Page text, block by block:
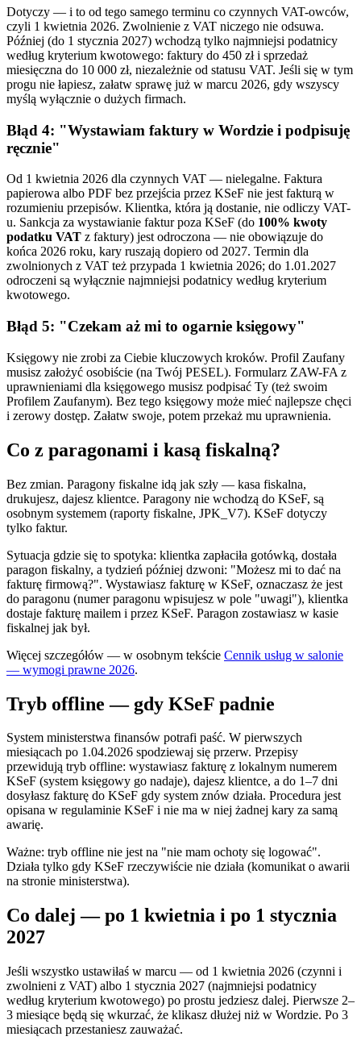
Dotyczy — i to od tego samego terminu co czynnych VAT-owców,
czyli 1 kwietnia 2026. Zwolnienie z VAT niczego nie odsuwa.
Później (do 1 stycznia 2027) wchodzą tylko najmniejsi podatnicy
według kryterium kwotowego: faktury do 450 zł i sprzedaż
miesięczna do 10 000 zł, niezależnie od statusu VAT. Jeśli się w tym
progu nie łapiesz, załatw sprawę już w marcu 2026, gdy wszyscy
myślą wyłącznie o dużych firmach.
Błąd 4: "Wystawiam faktury w Wordzie i podpisuję
ręcznie"
Od 1 kwietnia 2026 dla czynnych VAT — nielegalne. Faktura
papierowa albo PDF bez przejścia przez KSeF nie jest fakturą w
rozumieniu przepisów. Klientka, która ją dostanie, nie odliczy VAT-
u. Sankcja za wystawianie faktur poza KSeF (do 100% kwoty
podatku VAT z faktury) jest odroczona — nie obowiązuje do
końca 2026 roku, kary ruszają dopiero od 2027. Termin dla
zwolnionych z VAT też przypada 1 kwietnia 2026; do 1.01.2027
odroczeni są wyłącznie najmniejsi podatnicy według kryterium
kwotowego.
Błąd 5: "Czekam aż mi to ogarnie księgowy"
Księgowy nie zrobi za Ciebie kluczowych kroków. Profil Zaufany
musisz założyć osobiście (na Twój PESEL). Formularz ZAW-FA z
uprawnieniami dla księgowego musisz podpisać Ty (też swoim
Profilem Zaufanym). Bez tego księgowy może mieć najlepsze chęci
i zerowy dostęp. Załatw swoje, potem przekaż mu uprawnienia.
Co z paragonami i kasą fiskalną?
Bez zmian. Paragony fiskalne idą jak szły — kasa fiskalna,
drukujesz, dajesz klientce. Paragony nie wchodzą do KSeF, są
osobnym systemem (raporty fiskalne, JPK_V7). KSeF dotyczy
tylko faktur.
Sytuacja gdzie się to spotyka: klientka zapłaciła gotówką, dostała
paragon fiskalny, a tydzień później dzwoni: "Możesz mi to dać na
fakturę firmową?". Wystawiasz fakturę w KSeF, oznaczasz że jest
do paragonu (numer paragonu wpisujesz w pole "uwagi"), klientka
dostaje fakturę mailem i przez KSeF. Paragon zostawiasz w kasie
fiskalnej jak był.
Więcej szczegółów — w osobnym tekście Cennik usług w salonie
— wymogi prawne 2026.
Tryb offline — gdy KSeF padnie
System ministerstwa finansów potrafi paść. W pierwszych
miesiącach po 1.04.2026 spodziewaj się przerw. Przepisy
przewidują tryb offline: wystawiasz fakturę z lokalnym numerem
KSeF (system księgowy go nadaje), dajesz klientce, a do 1–7 dni
dosyłasz fakturę do KSeF gdy system znów działa. Procedura jest
opisana w regulaminie KSeF i nie ma w niej żadnej kary za samą
awarię.
Ważne: tryb offline nie jest na "nie mam ochoty się logować".
Działa tylko gdy KSeF rzeczywiście nie działa (komunikat o awarii
na stronie ministerstwa).
Co dalej — po 1 kwietnia i po 1 stycznia
2027
Jeśli wszystko ustawiłaś w marcu — od 1 kwietnia 2026 (czynni i
zwolnieni z VAT) albo 1 stycznia 2027 (najmniejsi podatnicy
według kryterium kwotowego) po prostu jedziesz dalej. Pierwsze 2–
3 miesiące będą się wkurzać, że klikasz dłużej niż w Wordzie. Po 3
miesiącach przestaniesz zauważać.